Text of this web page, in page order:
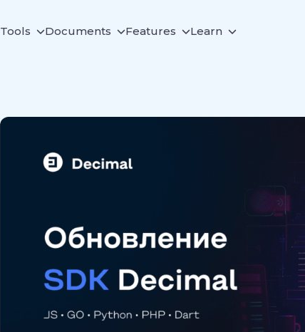
Tools Documents Features Learn